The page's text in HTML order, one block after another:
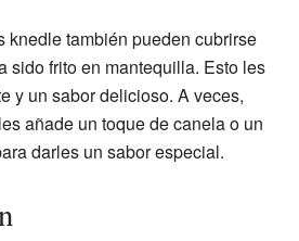
knedle también pueden cubrirse
sido frito en mantequilla. Esto les
y un sabor delicioso. A veces,
añade un toque de canela o un
darles un sabor especial.